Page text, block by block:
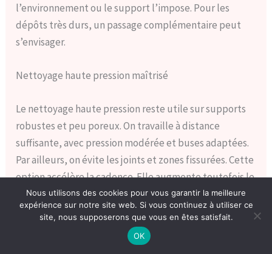
l’environnement ou le support l’impose. Pour les
dépôts très durs, un passage complémentaire peut
s’envisager.
Nettoyage haute pression maîtrisé
Le nettoyage haute pression reste utile sur supports
robustes et peu poreux. On travaille à distance
suffisante, avec pression modérée et buses adaptées.
Par ailleurs, on évite les joints et zones fissurées. Cette
option accélère la cadence. Elle augmente toutefois le
risque d’eau infiltrée et d’érosion si elle est mal
utilisée.
En conséquence, on l’intègre dans un protocole
Nous utilisons des cookies pour vous garantir la meilleure
expérience sur notre site web. Si vous continuez à utiliser ce
site, nous supposerons que vous en êtes satisfait.
OK